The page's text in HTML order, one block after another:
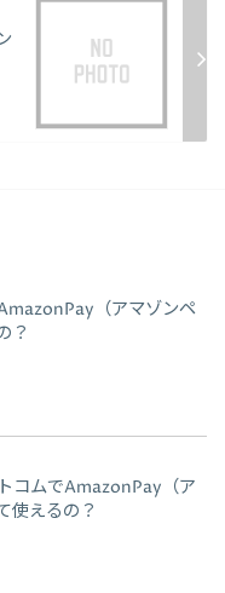
（アマゾンペ
？
コムでAmazonPay（ア
使えるの？